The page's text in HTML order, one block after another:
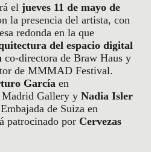
eljueves 11 de mayo de
la presencia del artista, con
redonda en la que
del espacio digital
co-directora de Braw Haus y
de MMMAD Festival.
García en
Madrid Gallery yNadia Isler
de Suiza en
patrocinado por Cervezas